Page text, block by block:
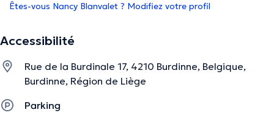
Êtes-vous Nancy Blanvalet ? Modifiez votre profil
Accessibilité
Rue de la Burdinale 17, 4210 Burdinne, Belgique,
Burdinne, Région de Liège
Parking